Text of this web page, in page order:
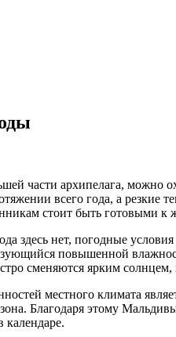
части архипелага, можно
всего года, а резкие
стоит быть готовыми
здесь нет, погодные
повышенной
сменяются ярким
местного климата
Благодаря этому
календаре.